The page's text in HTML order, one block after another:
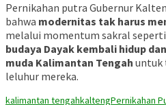
Pernikahan putra Gubernur
bahwa modernitas tak harus
melalui momentum sakral
budaya Dayak kembali hidup
muda Kalimantan Tengah untuk
leluhur mereka.
kalimantan tengahkaltengPernikahan